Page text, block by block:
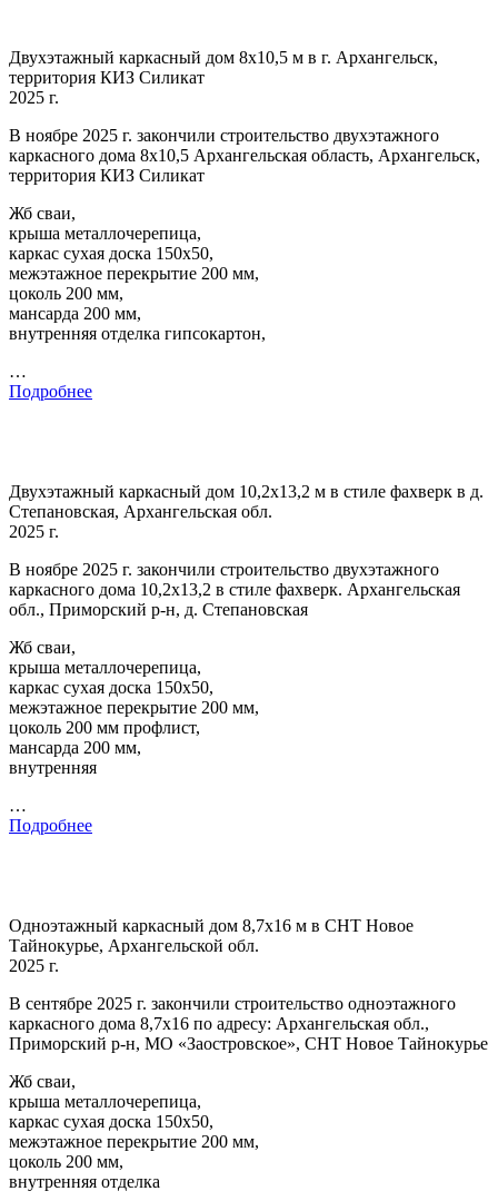
Двухэтажный каркасный дом 8х10,5 м в г. Архангельск,
территория КИЗ Силикат
2025 г.
В ноябре 2025 г. закончили строительство двухэтажного
каркасного дома 8х10,5 Архангельская область, Архангельск,
территория КИЗ Силикат
Жб сваи,
крыша металлочерепица,
каркас сухая доска 150х50,
межэтажное перекрытие 200 мм,
цоколь 200 мм,
мансарда 200 мм,
внутренняя отделка гипсокартон,
…
Подробнее
Двухэтажный каркасный дом 10,2х13,2 м в стиле фахверк в д.
Степановская, Архангельская обл.
2025 г.
В ноябре 2025 г. закончили строительство двухэтажного
каркасного дома 10,2х13,2 в стиле фахверк. Архангельская
обл., Приморский р-н, д. Степановская
Жб сваи,
крыша металлочерепица,
каркас сухая доска 150х50,
межэтажное перекрытие 200 мм,
цоколь 200 мм профлист,
мансарда 200 мм,
внутренняя
…
Подробнее
Одноэтажный каркасный дом 8,7х16 м в СНТ Новое
Тайнокурье, Архангельской обл.
2025 г.
В сентябре 2025 г. закончили строительство одноэтажного
каркасного дома 8,7х16 по адресу: Архангельская обл.,
Приморский р-н, МО «Заостровское», СНТ Новое Тайнокурье
Жб сваи,
крыша металлочерепица,
каркас сухая доска 150х50,
межэтажное перекрытие 200 мм,
цоколь 200 мм,
внутренняя отделка